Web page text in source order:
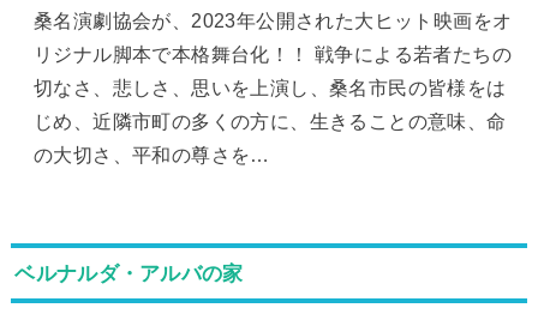
桑名演劇協会が、2023年公開された大ヒット映画をオ
リジナル脚本で本格舞台化！！ 戦争による若者たちの
切なさ、悲しさ、思いを上演し、桑名市民の皆様をは
じめ、近隣市町の多くの方に、生きることの意味、命
の大切さ、平和の尊さを…
ベルナルダ・アルバの家